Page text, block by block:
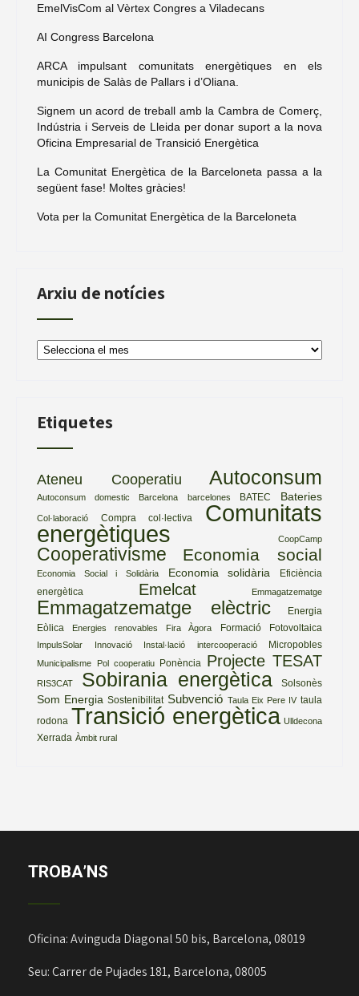
EmelVisCom al Vèrtex Congres a Viladecans
AI Congress Barcelona
ARCA impulsant comunitats energètiques en els
municipis de Salàs de Pallars i d’Oliana.
Signem un acord de treball amb la Cambra de Comerç,
Indústria i Serveis de Lleida per donar suport a la nova
Oficina Empresarial de Transició Energètica
La Comunitat Energètica de la Barceloneta passa a la
següent fase! Moltes gràcies!
Vota per la Comunitat Energètica de la Barceloneta
Arxiu de notícies
Arxiu
de
Etiquetes
Ateneu Cooperatiu Autoconsum
Autoconsum domestic Barcelona barcelones BATEC Bateries
Col·laboració Compra col·lectiva Comunitats
energètiques CoopCamp
Cooperativisme Economia social
Economia Social i Solidària Economia solidària
Eficiència
energètica
Emelcat Emmagatzematge
Emmagatzematge elèctric
Energia
Eòlica
Energies renovables Fira Àgora Formació Fotovoltaica
ImpulsSolar Innovació Instal·lació intercooperació Micropobles
Municipalisme Pol cooperatiu Ponència Projecte TESAT
RIS3CAT Sobirania energètica Solsonès
Som Energia Sostenibilitat Subvenció Taula Eix Pere IV taula
rodona Transició energètica Ulldecona
Xerrada Àmbit rural
TROBA’NS
Oficina: Avinguda Diagonal 50 bis, Barcelona, 08019
Seu: Carrer de Pujades 181, Barcelona, 08005